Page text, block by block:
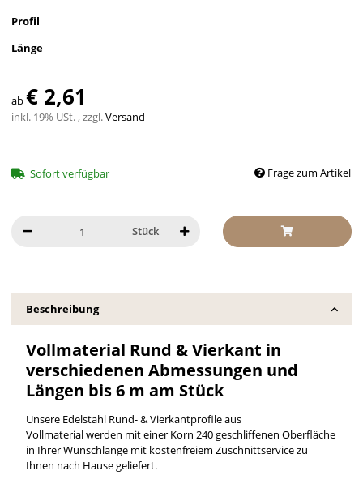
Profil
Länge
ab€ 2,61
inkl. 19% USt. , zzgl.Versand
Sofort verfügbar Frage zum Artikel
Stück
Beschreibung
Vollmaterial Rund & Vierkant in
verschiedenen Abmessungen und
Längen bis 6 m am Stück
Unsere Edelstahl Rund- & Vierkantprofile aus
Vollmaterial werden mit einer Korn 240 geschliffenen Oberfläche
in Ihrer Wunschlänge mit kostenfreiem Zuschnittservice zu
Ihnen nach Hause geliefert.